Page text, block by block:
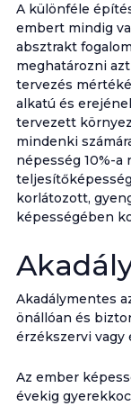
A különféle
embert mindig
absztrakt
meghatározni
tervezés
alkatú és
tervezett
mindenki
népesség 10%-
korlátozott,
képességében
Akadálymentes
önállóan és
érzékszervi
Az ember
évekig